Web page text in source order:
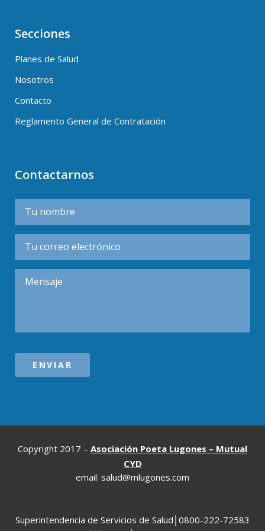
Secciones
Planes de Salud
Nosotros
Contacto
Reglamento General de Contratación
Contactarnos
Copyright 2017 – Asociación Poeta Lugones – Mutual
CYD
email: salud@mlugones.com
Superintendencia de Servicios de Salud│0800-222-72583